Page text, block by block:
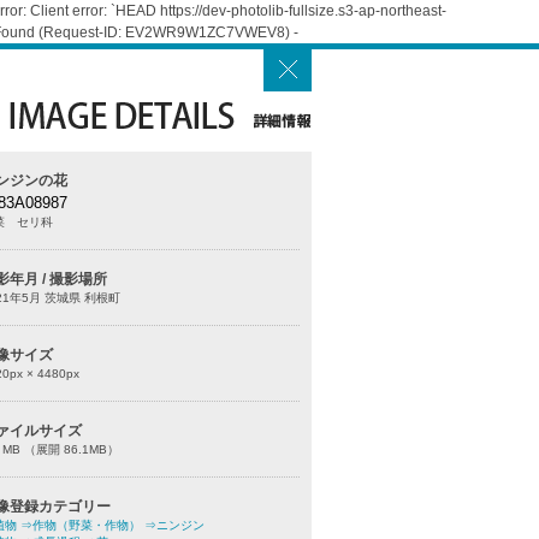
Client error: `HEAD https://dev-photolib-fullsize.s3-ap-northeast-
(Request-ID: EV2WR9W1ZC7VWEV8) -
ジンの花
セリ科
年月 / 撮影場所
年5月 茨城県 利根町
サイズ
px × 4480px
イルサイズ
（展開 86.1MB）
登録カテゴリー
物 ⇒作物（野菜・作物）
⇒ニンジン